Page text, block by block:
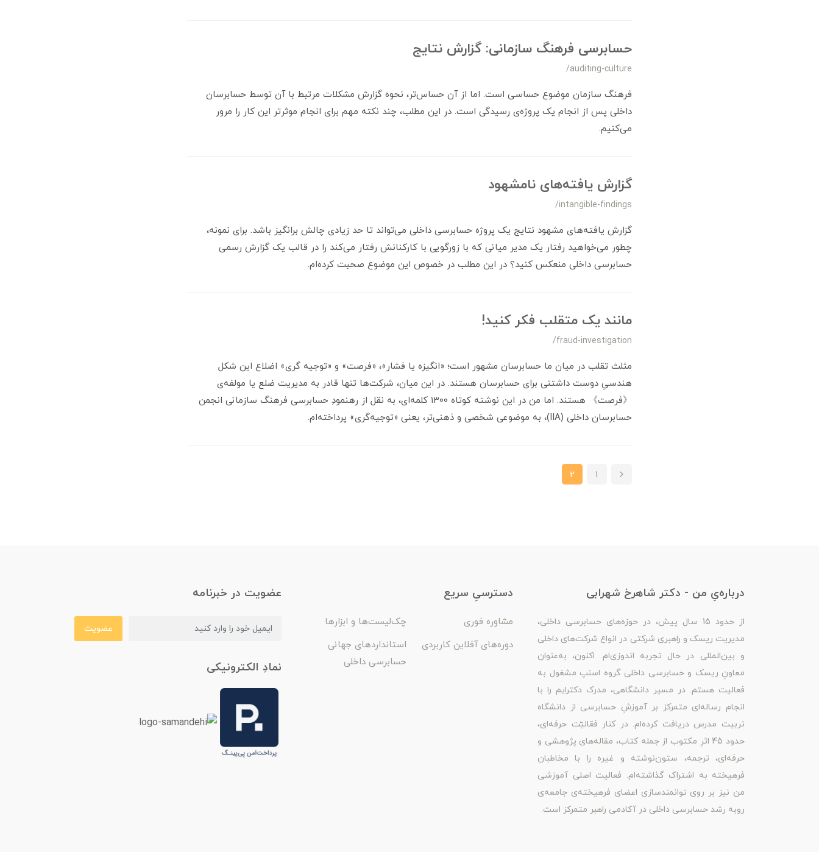
حسابرسی فرهنگ سازمانی: گزارش نتایج
/auditing-culture
فرهنگ سازمان موضوع حساسی است. اما از آن حساس‌تر، نحوه گزارش مشکلات مرتبط با آن توسط حسابرسان
داخلی پس از انجام یک پروژه‌ی رسیدگی است. در این مطلب، چند نکته مهم برای انجام موثرتر این کار را مرور
می‌کنیم.
گزارش یافته‌های نامشهود
/intangible-findings
گزارش یافته‌های مشهود نتایج یک پروژه حسابرسی داخلی می‌تواند تا حد زیادی چالش برانگیز باشد. برای نمونه،
چطور می‌خواهید رفتار یک مدیر میانی که با زورگویی با کارکنانش رفتار می‌کند را در قالب یک گزارش رسمی
حسابرسی داخلی منعکس کنید؟ در این مطلب در خصوص این موضوع صحبت کرده‌ام.
مانند یک متقلب فکر کنید!
/fraud-investigation
مثلث تقلب در میان ما حسابرسان مشهور است؛ «انگیزه یا فشار»، «فرصت» و «توجیه گری» اضلاع این شکل
هندسیِ دوست داشتنی برای حسابرسان هستند. در این میان، شرکت‌ها تنها قادر به مدیریت ضلع یا مولفه‌ی
《فرصت》 هستند. اما من در این نوشته کوتاه 1300 کلمه‌ای، به نقل از رهنمودِ حسابرسی فرهنگ سازمانی انجمن
حسابرسان داخلی (IIA)، به موضوعی شخصی و ذهنی‌تر، یعنی «توجیه‌گری» پرداخته‌ام.
1
2
درباره‌یِ من - دکتر شاهرخ شهرابی
از حدود 15 سال پیش، در حوزه‌های حسابرسی داخلی،
مدیریت ریسک و راهبری شرکتی در انواع شرکت‌های داخلی
و بین‌المللی در حال تجربه اندوزی‌ام. اکنون، به‌عنوان
معاونِ ریسک و حسابرسی داخلی گروه اسنپ مشغول به
فعالیت هستم. در مسیر دانشگاهی، مدرک دکترایم را با
انجام رساله‌ای متمرکز بر آموزشِ حسابرسی از دانشگاه
تربیت مدرس دریافت کرده‌ام. در کنار فعّالیّت حرفه‌ای،
حدود 45 اثرِ مکتوب از جمله کتاب، مقاله‌های پژوهشی و
حرفه‌ای، ترجمه، ستون‌نوشته و غیره را با مخاطبان
فرهیخته به اشتراک گذاشته‌ام. فعالیت اصلی آموزشی
من نیز بر روی توانمندسازی اعضای فرهیخته‌ی جامعه‌ی
روبه رشد حسابرسی داخلی در آکادمی راهبر متمرکز است.
دسترسیِ سریع
مشاوره فوری
چک‌لیست‌ها و ابزارها
دوره‌های آفلاین کاربردی
استانداردهای جهانی
حسابرسی داخلی
عضویت در خبرنامه
عضویت
نمادِ الکترونیکی